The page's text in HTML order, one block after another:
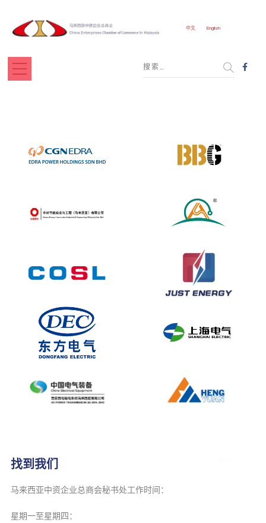
中文 English
中广核埃德拉l 北部湾中盟控股
中材节能 思晗
中海油服 杰斯特能源
东方电气 上海电气
西安西电 恒源国际
找到我们
马来西亚中资企业总商会秘书处工作时间：
星期一至星期四：